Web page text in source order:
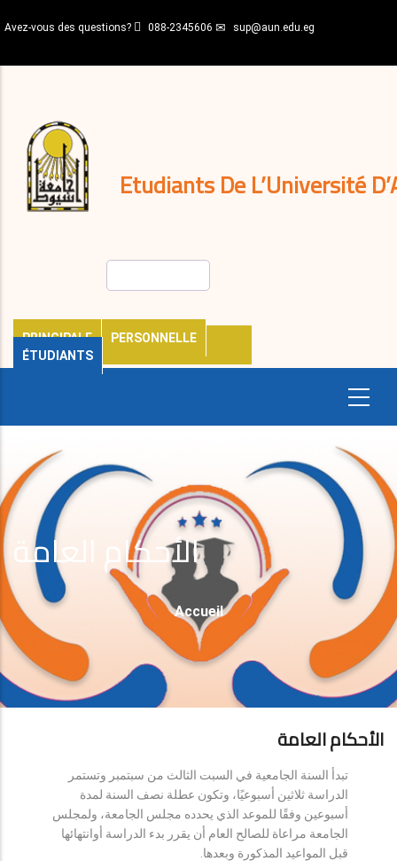
au
principal
Avez-vous des questions? 088-2345606 sup@aun.edu.eg
Etudiants De L’Université
PRINCIPALE
PERSONNELLE
ÉTUDIANTS
décisions
Expatriés
Journal
الأحكام العامة
Fil
D'Ariane
Accueil
الأحكام العامة
تبدأ السنة الجامعية في السبت الثالث من سبتمبر وتستمر
الدراسة ثلاثين أسبوعيًا، وتكون عطلة نصف السنة لمدة
أسبوعين وفقًا للموعد الذي يحدده مجلس الجامعة، ولمجلس
الجامعة مراعاة للصالح العام أن يقرر بدء الدراسة أوانتهائها
قبل المواعيد المذكورة وبعدها.